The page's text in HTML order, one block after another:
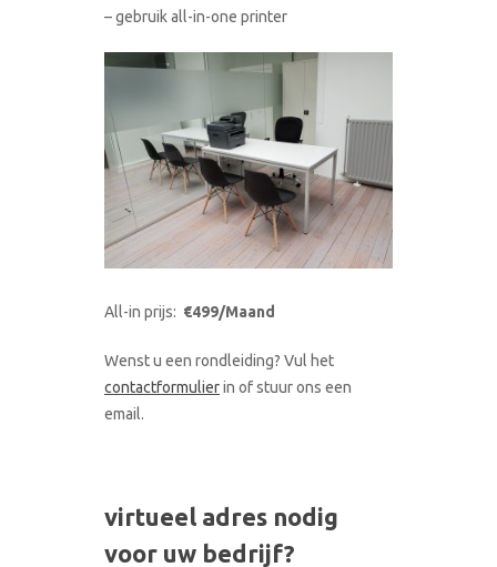
– gebruik all-in-one printer
All-in prijs: €499/Maand
Wenst u een rondleiding? Vul het
contactformulierin of stuur ons een
email.
virtueel adres nodig
voor uw bedrijf?